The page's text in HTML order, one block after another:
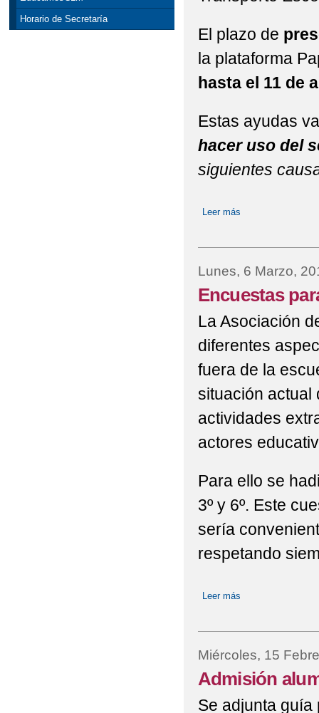
Horario de Secretaría
El plazo de
la plataforma
hasta el 11 de
Estas ayudas
hacer uso del
siguientes
Leer más
Lunes, 6 Marzo,
Encuestas
La Asociación
diferentes
fuera de la
situación actual
actividades
actores
Para ello se
3º y 6º. Este
sería
respetando
Leer más
Miércoles, 15
Admisión
Se adjunta guía